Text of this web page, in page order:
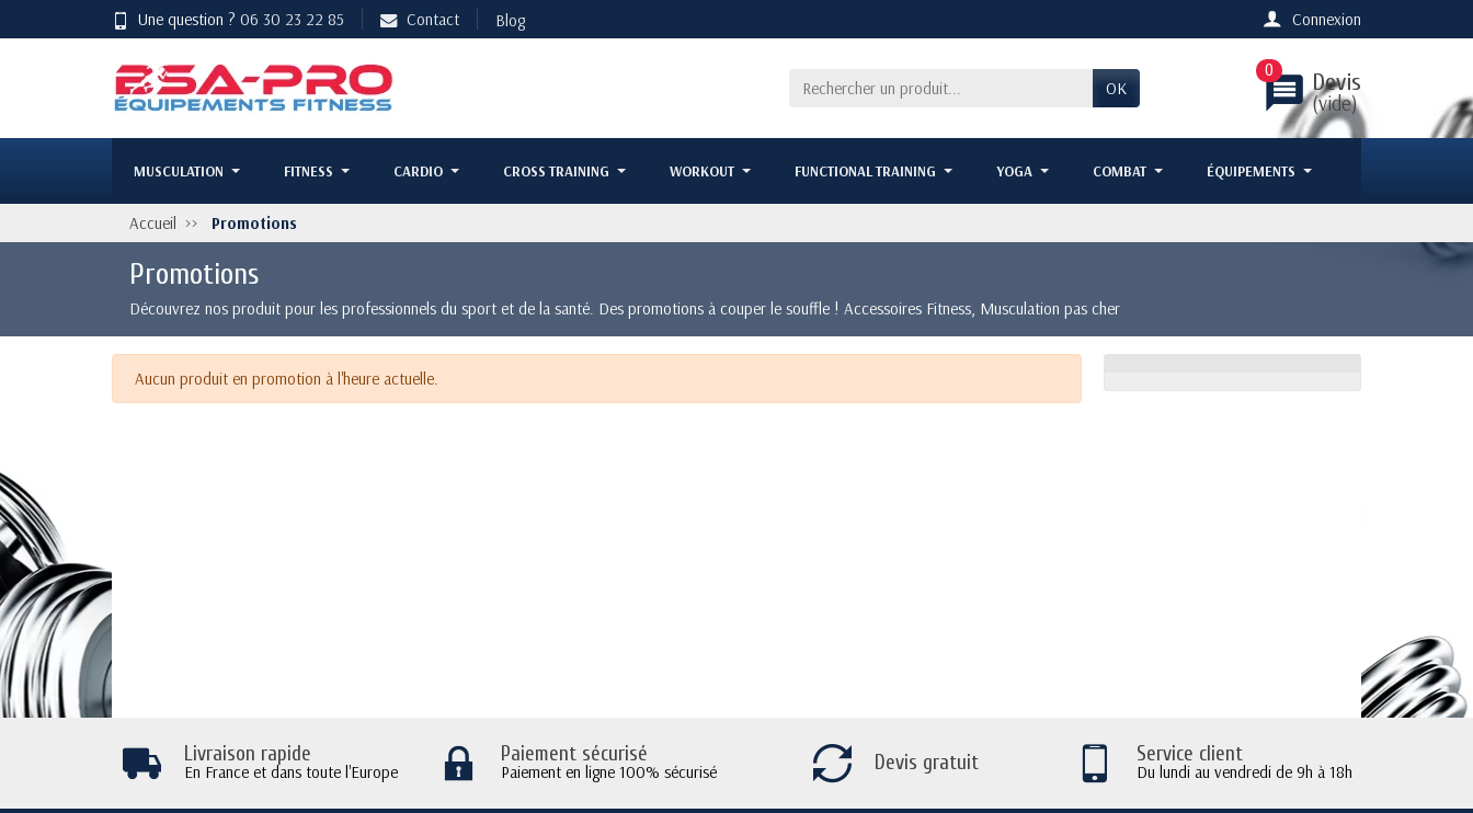
Une question ? 06 30 23 22 85 Contact Blog Connexion
OK message Devis
(vide)
0
MUSCULATION FITNESS CARDIO CROSS TRAINING WORKOUT FUNCTIONAL TRAINING YOGA COMBAT ÉQUIPEMENTS
Accueil Promotions
Promotions
Découvrez nos produit pour les professionnels du sport et de la santé. Des promotions à couper le souffle ! Accessoires Fitness, Musculation pas cher
Aucun produit en promotion à l'heure actuelle.
Livraison rapide
En France et dans toute l'Europe
Paiement sécurisé
Paiement en ligne 100% sécurisé Devis gratuit Service client
Du lundi au vendredi de 9h à 18h